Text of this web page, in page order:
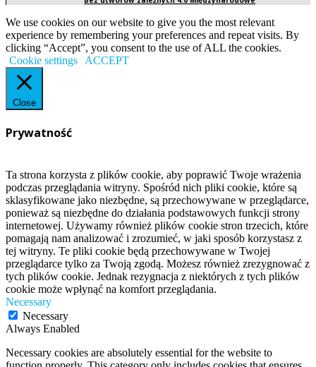
We use cookies on our website to give you the most relevant
experience by remembering your preferences and repeat visits. By
clicking “Accept”, you consent to the use of ALL the cookies.
Cookie settings
ACCEPT
Close
Prywatność
Ta strona korzysta z plików cookie, aby poprawić Twoje wrażenia
podczas przeglądania witryny. Spośród nich pliki cookie, które są
sklasyfikowane jako niezbędne, są przechowywane w przeglądarce,
ponieważ są niezbędne do działania podstawowych funkcji strony
internetowej. Używamy również plików cookie stron trzecich, które
pomagają nam analizować i zrozumieć, w jaki sposób korzystasz z
tej witryny. Te pliki cookie będą przechowywane w Twojej
przeglądarce tylko za Twoją zgodą. Możesz również zrezygnować z
tych plików cookie. Jednak rezygnacja z niektórych z tych plików
cookie może wpłynąć na komfort przeglądania.
Necessary
Necessary
Always Enabled
Necessary cookies are absolutely essential for the website to